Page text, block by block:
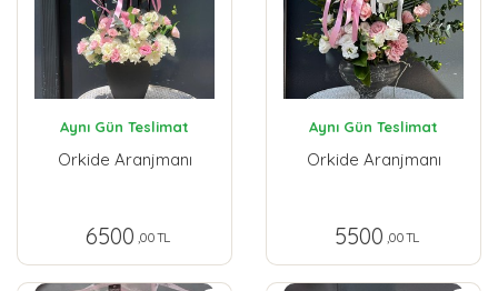
Aynı Gün Teslimat
Orkide Aranjmanı
6500 ,00 TL
Aynı Gün Teslimat
Orkide Aranjmanı
5500 ,00 TL